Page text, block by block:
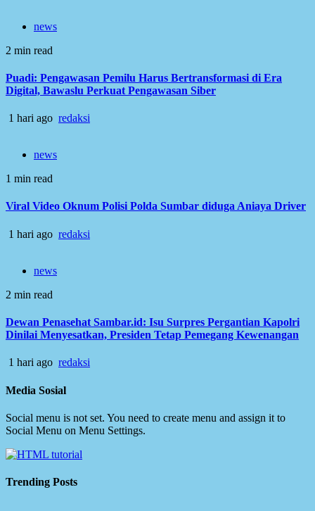
news
2 min read
Puadi: Pengawasan Pemilu Harus Bertransformasi di Era
Digital, Bawaslu Perkuat Pengawasan Siber
1 hari ago redaksi
news
1 min read
Viral Video Oknum Polisi Polda Sumbar diduga Aniaya Driver
1 hari ago redaksi
news
2 min read
Dewan Penasehat Sambar.id: Isu Surpres Pergantian Kapolri
Dinilai Menyesatkan, Presiden Tetap Pemegang Kewenangan
1 hari ago redaksi
Media Sosial
Social menu is not set. You need to create menu and assign it to
Social Menu on Menu Settings.
Trending Posts